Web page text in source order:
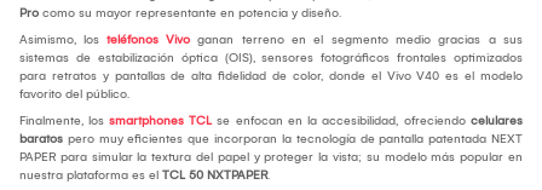
Pro como su mayor representante en potencia y diseño.
Asimismo, los teléfonos Vivo ganan terreno en el segmento medio gracias a sus
sistemas de estabilización óptica (OIS), sensores fotográficos frontales optimizados
para retratos y pantallas de alta fidelidad de color, donde el Vivo V40 es el modelo
favorito del público.
Finalmente, los smartphones TCLse enfocan en la accesibilidad, ofreciendo celulares
baratos pero muy eficientes que incorporan la tecnología de pantalla patentada NEXT
PAPER para simular la textura del papel y proteger la vista; su modelo más popular en
nuestra plataforma es el TCL 50 NXTPAPER.